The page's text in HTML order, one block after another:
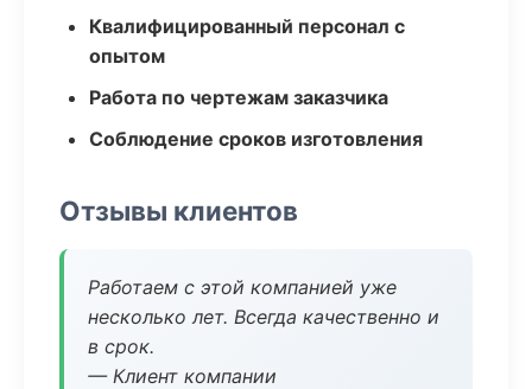
Квалифицированный персонал с
опытом
Работа по чертежам заказчика
Соблюдение сроков изготовления
Отзывы клиентов
Работаем с этой компанией уже
несколько лет. Всегда качественно и
в срок.
— Клиент компании